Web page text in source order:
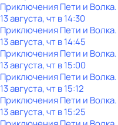
Приключения Пети и Волка
13 августа, чт в 14:30
Приключения Пети и Волка
13 августа, чт в 14:45
Приключения Пети и Волка
13 августа, чт в 15:00
Приключения Пети и Волка
13 августа, чт в 15:12
Приключения Пети и Волка
13 августа, чт в 15:25